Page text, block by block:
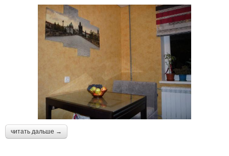
читать дальше →